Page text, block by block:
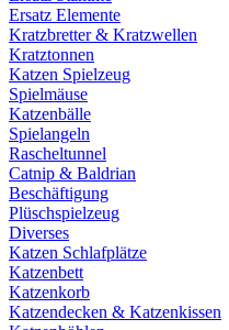
Ersatz Elemente
Kratzbretter & Kratzwellen
Kratztonnen
Katzen Spielzeug
Spielmäuse
Katzenbälle
Spielangeln
Rascheltunnel
Catnip & Baldrian
Beschäftigung
Plüschspielzeug
Diverses
Katzen Schlafplätze
Katzenbett
Katzenkorb
Katzendecken & Katzenkissen